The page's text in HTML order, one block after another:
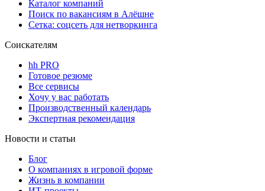
Каталог компаний
Поиск по вакансиям в Алёшне
Сетка: соцсеть для нетворкинга
Соискателям
hh PRO
Готовое резюме
Все сервисы
Хочу у вас работать
Производственный календарь
Экспертная рекомендация
Новости и статьи
Блог
О компаниях в игровой форме
Жизнь в компании